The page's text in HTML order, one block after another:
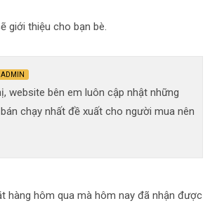
giới thiệu cho bạn bè.
ADMIN
website bên em luôn cập nhật những
chạy nhất đề xuất cho người mua nên
hàng hôm qua mà hôm nay đã nhận được